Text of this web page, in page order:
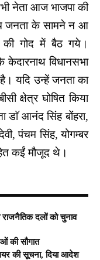
नेता आज भाजपा की
जनता के सामने न आ
की गोद में बैठ गये।
केदारनाथ विधानसभा
यदि उन्हें जनता का
क्षेत्र घोषित किया
डाॅ आनंद सिंह बोंहरा,
पंचम सिंह, योगम्बर
कईं मौजूद थे।
दलों को चुनाव
की सौगात
की सूचना, दिया आदेश